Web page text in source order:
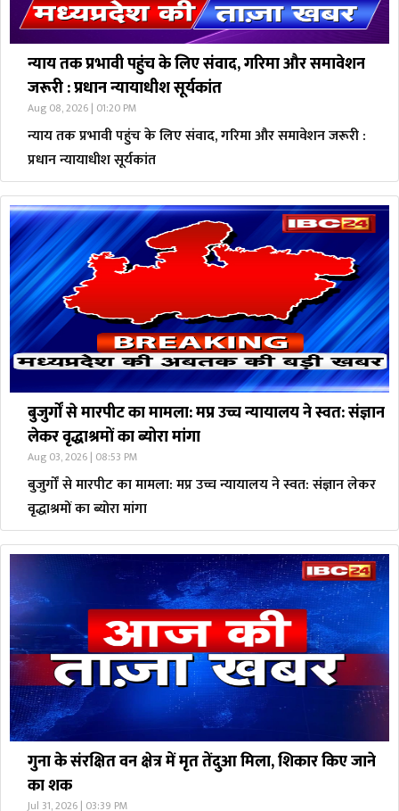
न्याय तक प्रभावी पहुंच के लिए संवाद, गरिमा और समावेशन
जरूरी : प्रधान न्यायाधीश सूर्यकांत
Aug 08, 2026 | 01:20 PM
न्याय तक प्रभावी पहुंच के लिए संवाद, गरिमा और समावेशन जरूरी :
प्रधान न्यायाधीश सूर्यकांत
बुजुर्गों से मारपीट का मामला: मप्र उच्च न्यायालय ने स्वत: संज्ञान
लेकर वृद्धाश्रमों का ब्योरा मांगा
Aug 03, 2026 | 08:53 PM
बुजुर्गों से मारपीट का मामला: मप्र उच्च न्यायालय ने स्वत: संज्ञान लेकर
वृद्धाश्रमों का ब्योरा मांगा
गुना के संरक्षित वन क्षेत्र में मृत तेंदुआ मिला, शिकार किए जाने
का शक
Jul 31, 2026 | 03:39 PM